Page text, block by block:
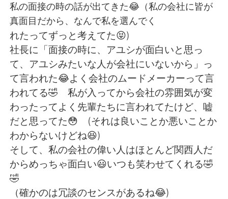
日本語
English 简体中文
繁體中文 Español
العربية Français
Deutsch 한국어
Русский ไทย
私の面接の時の話が出てきた😂（私の会社に皆が
真面目だから、なんで私を選んでく
れたってずっと考えてた😝)
社長に「面接の時に、アユシが面白いと思っ
て、アユシみたいな人が会社にいないから」っ
て言われた😂よく会社のムードメーカーって言
われてる🤣 私が入ってから会社の雰囲気が変
わったってよく先輩たちに言われてたけど、嘘
だと思ってた😳 (それは良いことか悪いことか
わからないけどね😆)
そして、私の会社の偉い人はほとんど関西人だ
からめっちゃ面白い😃いつも笑わせてくれる🤣
🤣
（確かのは冗談のセンスがあるね😂)